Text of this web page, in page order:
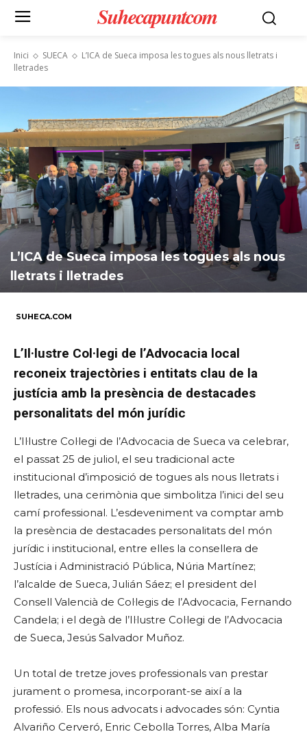
Suhecapuntcom
Inici SUECA
L’ICA de Sueca imposa les togues als nous lletrats i
lletrades
L’ICA de Sueca imposa les togues als nous
lletrats i lletrades
SUHECA.COM
L’Il·lustre Col·legi de l’Advocacia local
reconeix trajectòries i entitats clau de la
justícia amb la presència de destacades
personalitats del món jurídic
L’Il·lustre Col·legi de l’Advocacia de Sueca va celebrar,
el passat 25 de juliol, el seu tradicional acte
institucional d’imposició de togues als nous lletrats i
lletrades, una cerimònia que simbolitza l’inici del seu
camí professional. L’esdeveniment va comptar amb
la presència de destacades personalitats del món
jurídic i institucional, entre elles la consellera de
Justícia i Administració Pública, Núria Martínez;
l’alcalde de Sueca, Julián Sáez; el president del
Consell Valencià de Col·legis de l’Advocacia, Fernando
Candela; i el degà de l’Il·lustre Col·legi de l’Advocacia
de Sueca, Jesús Salvador Muñoz.
Un total de tretze joves professionals van prestar
jurament o promesa, incorporant-se així a la
professió. Els nous advocats i advocades són: Cyntia
Alvariño Cerveró, Enric Cebolla Torres, Alba María